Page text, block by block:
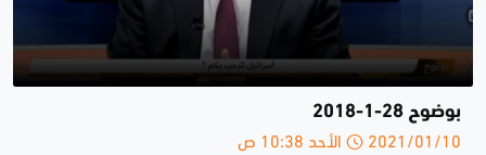
بوضوح 28-1-2018
2021/01/10 الأحد 10:38 ص